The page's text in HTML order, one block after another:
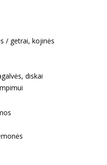
/ getrai, kojinės
diskai